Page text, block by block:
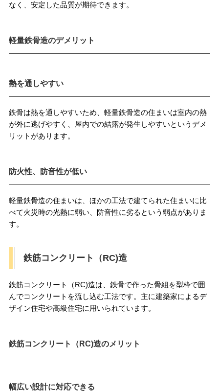
なく、安定した品質が期待できます。
軽量鉄骨造のデメリット
熱を通しやすい
鉄骨は熱を通しやすいため、軽量鉄骨造の住まいは室内の熱
が外に逃げやすく、屋内での結露が発生しやすいというデメ
リットがあります。
防火性、防音性が低い
軽量鉄骨造の住まいは、ほかの工法で建てられた住まいに比
べて火災時の光熱に弱い、防音性に劣るという弱点がありま
す。
鉄筋コンクリート（RC)造
鉄筋コンクリート（RC)造は、鉄骨で作った骨組を型枠で囲
んでコンクリートを流し込む工法です。主に建築家によるデ
ザイン住宅や高級住宅に用いられています。
鉄筋コンクリート（RC)造のメリット
幅広い設計に対応できる